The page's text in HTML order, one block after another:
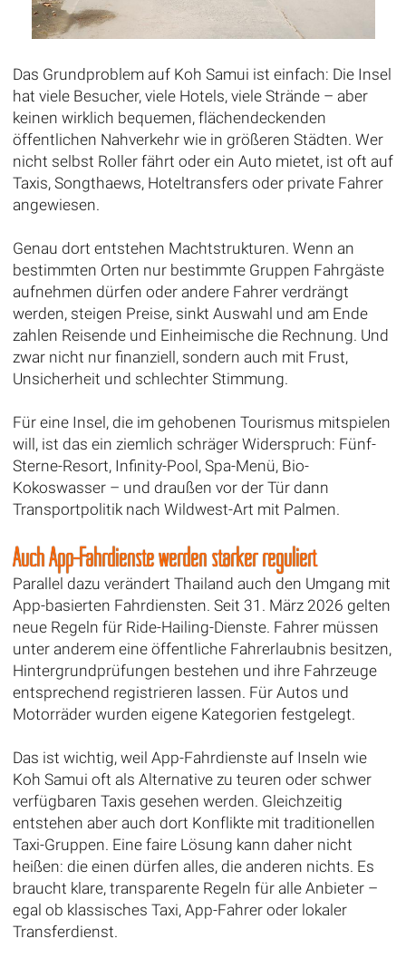
Das Grundproblem auf Koh Samui ist einfach: Die Insel
hat viele Besucher, viele Hotels, viele Strände – aber
keinen wirklich bequemen, flächendeckenden
öffentlichen Nahverkehr wie in größeren Städten. Wer
nicht selbst Roller fährt oder ein Auto mietet, ist oft auf
Taxis, Songthaews, Hoteltransfers oder private Fahrer
angewiesen.
Genau dort entstehen Machtstrukturen. Wenn an
bestimmten Orten nur bestimmte Gruppen Fahrgäste
aufnehmen dürfen oder andere Fahrer verdrängt
werden, steigen Preise, sinkt Auswahl und am Ende
zahlen Reisende und Einheimische die Rechnung. Und
zwar nicht nur finanziell, sondern auch mit Frust,
Unsicherheit und schlechter Stimmung.
Für eine Insel, die im gehobenen Tourismus mitspielen
will, ist das ein ziemlich schräger Widerspruch: Fünf-
Sterne-Resort, Infinity-Pool, Spa-Menü, Bio-
Kokoswasser – und draußen vor der Tür dann
Transportpolitik nach Wildwest-Art mit Palmen.
Auch App-Fahrdienste werden stärker reguliert
Parallel dazu verändert Thailand auch den Umgang mit
App-basierten Fahrdiensten. Seit 31. März 2026 gelten
neue Regeln für Ride-Hailing-Dienste. Fahrer müssen
unter anderem eine öffentliche Fahrerlaubnis besitzen,
Hintergrundprüfungen bestehen und ihre Fahrzeuge
entsprechend registrieren lassen. Für Autos und
Motorräder wurden eigene Kategorien festgelegt.
Das ist wichtig, weil App-Fahrdienste auf Inseln wie
Koh Samui oft als Alternative zu teuren oder schwer
verfügbaren Taxis gesehen werden. Gleichzeitig
entstehen aber auch dort Konflikte mit traditionellen
Taxi-Gruppen. Eine faire Lösung kann daher nicht
heißen: die einen dürfen alles, die anderen nichts. Es
braucht klare, transparente Regeln für alle Anbieter –
egal ob klassisches Taxi, App-Fahrer oder lokaler
Transferdienst.